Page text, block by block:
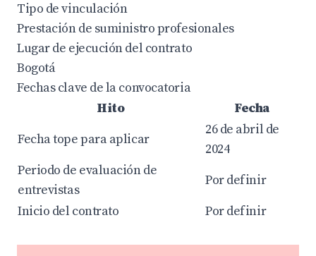
Tipo de vinculación
Prestación de suministro profesionales
Lugar de ejecución del contrato
Bogotá
Fechas clave de la convocatoria
Hito
Fecha
Fecha tope para aplicar
26 de abril de
2024
Periodo de evaluación de
entrevistas
Por definir
Inicio del contrato
Por definir